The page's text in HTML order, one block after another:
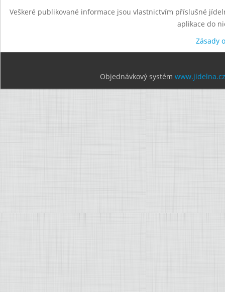
Veškeré publikované informace jsou vlastnictvím příslušné
aplikace do
Zásady
Objednávkový systém www.jidelna.cz